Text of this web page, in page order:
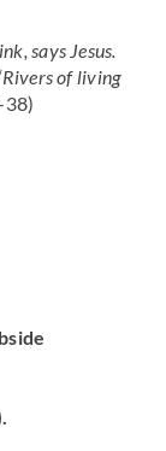
says Jesus.
of living
38)